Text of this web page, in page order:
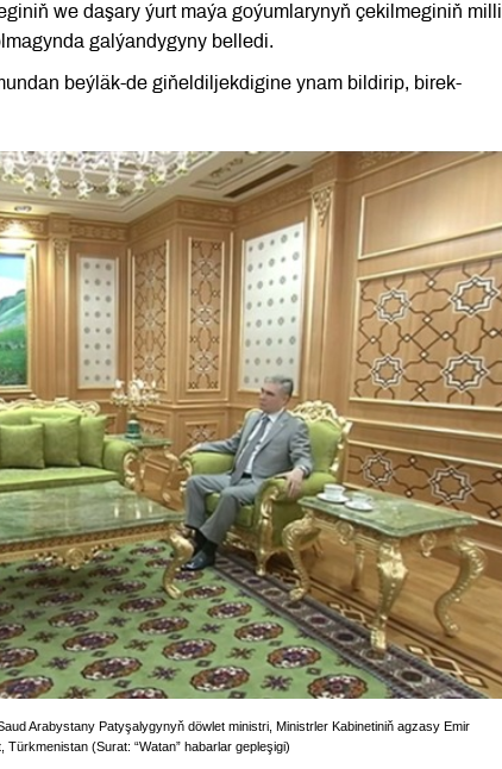
we daşary ýurt maýa goýumlarynyň çekilmeginiň milli
galýandygyny belledi.
beýläk-de giňeldiljekdigine ynam bildirip, birek-
Arabystany Patyşalygynyň döwlet ministri, Ministrler Kabinetiniň agzasy Emir
(Surat: “Watan” habarlar gepleşigi)